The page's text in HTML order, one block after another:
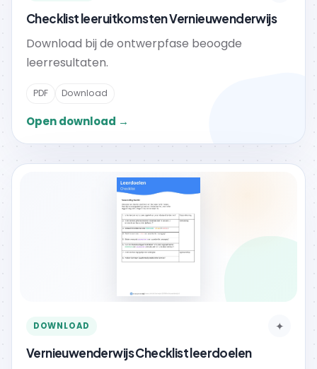
Checklist leeruitkomsten Vernieuwenderwijs
Download bij de ontwerpfase beoogde
leerresultaten.
PDF Download
Open download →
DOWNLOAD ✦
Vernieuwenderwijs Checklist leerdoelen